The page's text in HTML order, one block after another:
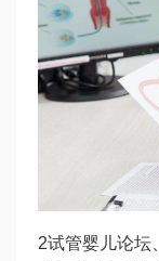
2试管婴儿论坛